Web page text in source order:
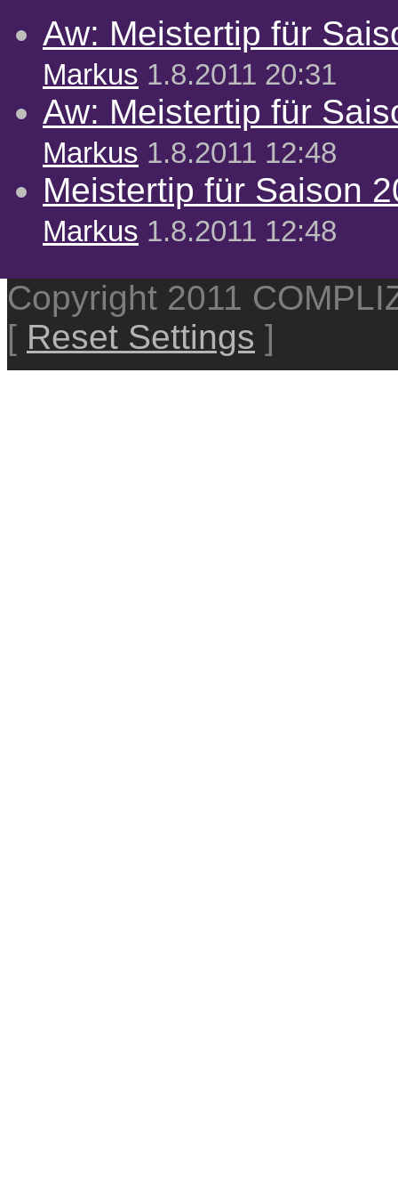
Aw: Meistertip für
Markus 1.8.2011 20:31
Aw: Meistertip für
Markus 1.8.2011 12:48
Meistertip für Saison
Markus 1.8.2011 12:48
Copyright 2011
[ Reset Settings ]